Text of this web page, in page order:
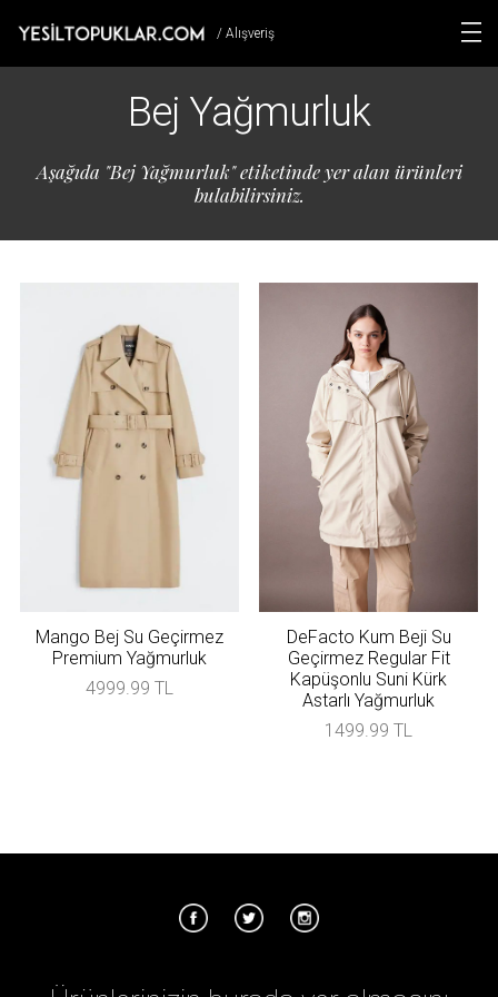
/ Alışveriş
Bej Yağmurluk
Aşağıda "Bej Yağmurluk" etiketinde yer alan ürünleri
bulabilirsiniz.
Mango Bej Su Geçirmez
Premium Yağmurluk
4999.99 TL
DeFacto Kum Beji Su
Geçirmez Regular Fit
Kapüşonlu Suni Kürk
Astarlı Yağmurluk
1499.99 TL